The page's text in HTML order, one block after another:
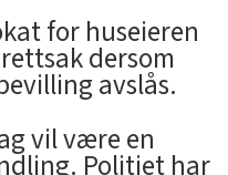
for huseieren
dersom
avslås.
vil være en
Politiet har